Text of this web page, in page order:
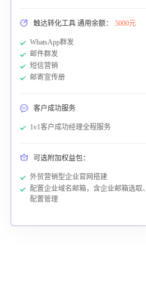
触达转化工具 通用余额： 5000元
WhatsApp群发
邮件群发
短信营销
邮寄宣传册
客户成功服务
1v1客户成功经理全程服务
可选附加权益包：
外贸营销型企业官网搭建
配置企业域名邮箱，含企业邮箱选取、
配置管理